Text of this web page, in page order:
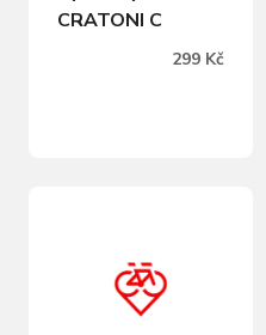
CRATONI C
299 Kč